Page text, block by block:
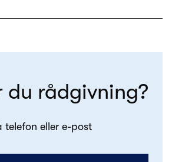
du rådgivning?
telefon eller e-post